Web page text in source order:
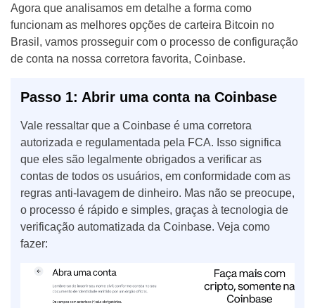
Agora que analisamos em detalhe a forma como
funcionam as melhores opções de carteira Bitcoin no
Brasil, vamos prosseguir com o processo de configuração
de conta na nossa corretora favorita, Coinbase.
Passo 1: Abrir uma conta na Coinbase
Vale ressaltar que a Coinbase é uma corretora
autorizada e regulamentada pela FCA. Isso significa
que eles são legalmente obrigados a verificar as
contas de todos os usuários, em conformidade com as
regras anti-lavagem de dinheiro. Mas não se preocupe,
o processo é rápido e simples, graças à tecnologia de
verificação automatizada da Coinbase. Veja como
fazer: